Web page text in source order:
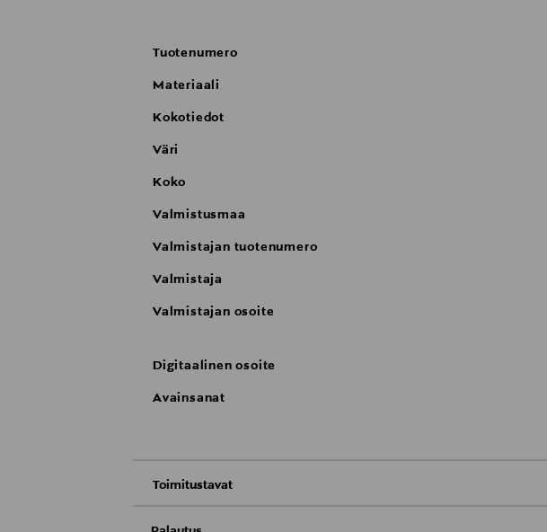
Tuotenumero
Materiaali
Kokotiedot
Väri
Koko
Valmistusmaa
Valmistajan tuotenumero
Valmistaja
Valmistajan osoite
Digitaalinen osoite
Avainsanat
Toimitustavat